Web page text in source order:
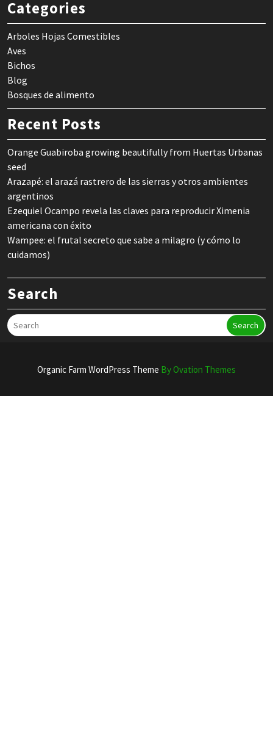
Categories
Arboles Hojas Comestibles
Aves
Bichos
Blog
Bosques de alimento
Recent Posts
Orange Guabiroba growing beautifully from Huertas Urbanas
seed
Arazapé: el arazá rastrero de las sierras y otros ambientes
argentinos
Ezequiel Ocampo revela las claves para reproducir Ximenia
americana con éxito
Wampee: el frutal secreto que sabe a milagro (y cómo lo
cuidamos)
Search
Search
Organic Farm WordPress Theme By Ovation Themes